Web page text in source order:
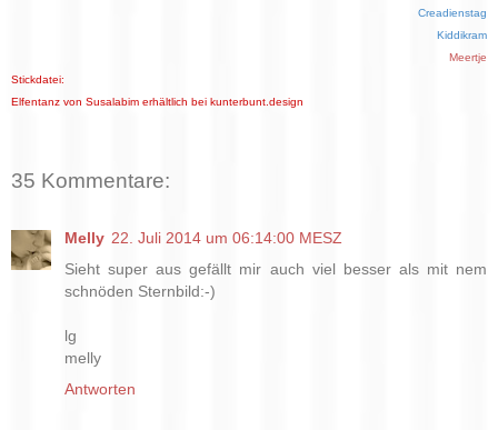
Creadienstag
Kiddikram
Meertje
Stickdatei:
Elfentanz von Susalabim erhältlich bei kunterbunt.design
35 Kommentare:
Melly 22. Juli 2014 um 06:14:00 MESZ
Sieht super aus gefällt mir auch viel besser als mit nem
schnöden Sternbild:-)
lg
melly
Antworten